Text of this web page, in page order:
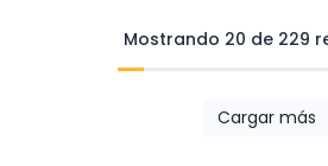
Mostrando 20 de 229
Cargar más